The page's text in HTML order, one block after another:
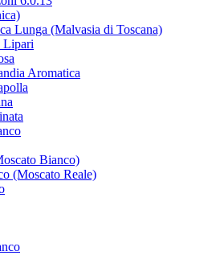
6.0.13
Lunga (Malvasia di Toscana)
Aromatica
Bianco)
(Moscato Reale)